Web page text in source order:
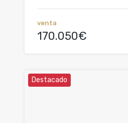
venta
170.050€
Destacado